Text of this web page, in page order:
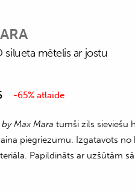
silueta mētelis ar jostu
-65% atlaide
Max Mara tumši zils sieviešu
piegriezumu. Izgatavots no
Papildināts ar uzšūtām